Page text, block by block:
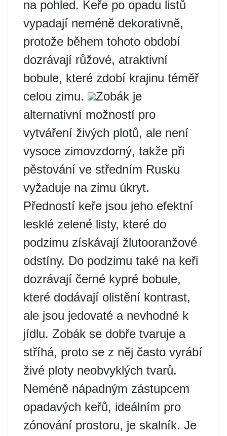
na pohled. Keře po opadu listů
vypadají neméně dekorativně,
protože během tohoto období
dozrávají růžové, atraktivní
bobule, které zdobí krajinu téměř
celou zimu.
Zobák je
alternativní možností pro
vytváření živých plotů, ale není
vysoce zimovzdorný, takže při
pěstování ve středním Rusku
vyžaduje na zimu úkryt.
Předností keře jsou jeho efektní
lesklé zelené listy, které do
podzimu získávají žlutooranžové
odstíny. Do podzimu také na keři
dozrávají černé kypré bobule,
které dodávají olistění kontrast,
ale jsou jedovaté a nevhodné k
jídlu. Zobák se dobře tvaruje a
stříhá, proto se z něj často vyrábí
živé ploty neobvyklých tvarů.
Neméně nápadným zástupcem
opadavých keřů, ideálním pro
zónování prostoru, je skalník. Je